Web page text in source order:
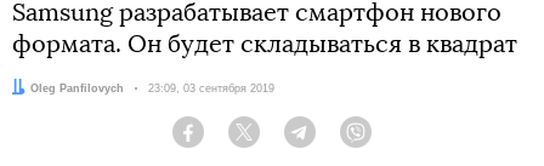
Samsung разрабатывает смартфон нового
формата. Он будет складываться в квадрат
Автор:
Oleg Panfilovych Дата:
23:09, 03 сентября 2019
Facebook Twitter Telegram